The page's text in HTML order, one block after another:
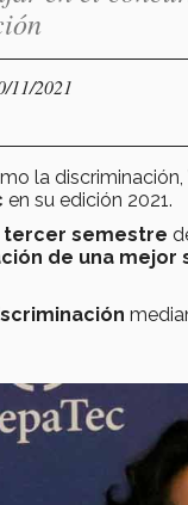
11/2021
la discriminación,
en su edición 2021.
tercer semestre
de una mejor